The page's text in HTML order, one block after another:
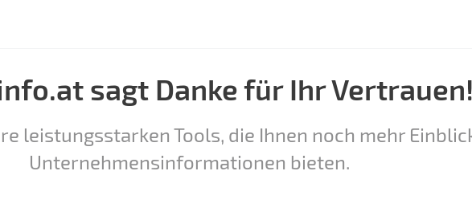
sagt Danke für Ihr Vertrauen!
leistungsstarken Tools, die Ihnen noch mehr
Unternehmensinformationen bieten.